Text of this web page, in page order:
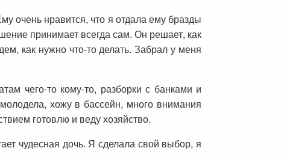
очень нравится, что я отдала ему бразды
принимает всегда сам. Он решает, как
как нужно что-то делать. Забрал у меня
чего-то кому-то, разборки с банками и
хожу в бассейн, много внимания
готовлю и веду хозяйство.
чудесная дочь. Я сделала свой выбор, я